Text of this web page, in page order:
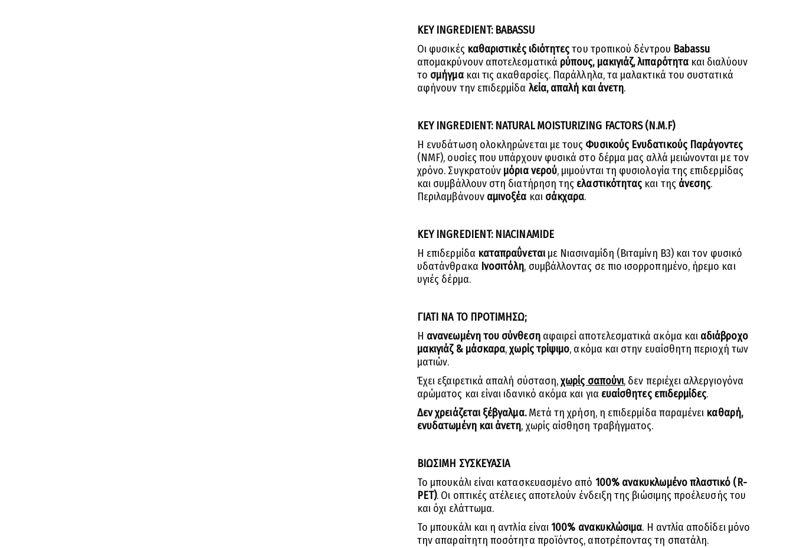
KEY INGREDIENT: BABASSU
Οι φυσικές καθαριστικές ιδιότητεςτου τροπικού δέντρου Babassu
απομακρύνουν αποτελεσματικά ρύπους, μακιγιάζ, λιπαρότητακαι διαλύουν
το σμήγμακαι τις ακαθαρσίες. Παράλληλα, τα μαλακτικά του συστατικά
αφήνουν την επιδερμίδα λεία, απαλή και άνετη.
KEY INGREDIENT: NATURAL MOISTURIZING FACTORS (N.M.F)
Η ενυδάτωση ολοκληρώνεται με τους Φυσικούς Ενυδατικούς Παράγοντες
(NMF), ουσίες που υπάρχουν φυσικά στο δέρμα μας αλλά μειώνονται με τον
χρόνο. Συγκρατούν μόρια νερού, μιμούνται τη φυσιολογία της επιδερμίδας
και συμβάλλουν στη διατήρηση της ελαστικότητας και της άνεσης.
Περιλαμβάνουν αμινοξέα και σάκχαρα.
KEY INGREDIENT: NIACINAMIDE
Η επιδερμίδα καταπραΰνεταιμε Νιασιναμίδη (Βιταμίνη Β3) και τον φυσικό
υδατάνθρακα Ινοσιτόλη, συμβάλλοντας σε πιο ισορροπημένο, ήρεμο και
υγιές δέρμα.
ΓΙΑΤΙ ΝΑ ΤΟ ΠΡΟΤΙΜΗΣΩ;
Η ανανεωμένη του σύνθεσηαφαιρεί αποτελεσματικά ακόμα και αδιάβροχο
μακιγιάζ & μάσκαρα,χωρίς τρίψιμο, ακόμα και στην ευαίσθητη περιοχή των
ματιών.
Έχει εξαιρετικά απαλή σύσταση,χωρίς σαπούνι, δεν περιέχει αλλεργιογόνα
αρώματος και είναι ιδανικό ακόμα και για ευαίσθητες επιδερμίδες.
Δεν χρειάζεται ξέβγαλμα.Μετά τη χρήση, η επιδερμίδα παραμένει καθαρή,
ενυδατωμένη και άνετη, χωρίς αίσθηση τραβήγματος.
ΒΙΩΣΙΜΗ ΣΥΣΚΕΥΑΣΙΑ
Το μπουκάλι είναι κατασκευασμένο από 100% ανακυκλωμένο πλαστικό (R-
PET). Οι οπτικές ατέλειες αποτελούν ένδειξη της βιώσιμης προέλευσής του
και όχι ελάττωμα.
Το μπουκάλι και η αντλία είναι100% ανακυκλώσιμα. Η αντλία αποδίδει μόνο
την απαραίτητη ποσότητα προϊόντος, αποτρέποντας τη σπατάλη.